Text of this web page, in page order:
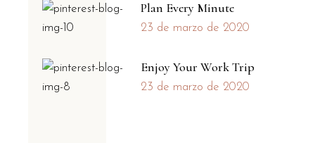
Plan Every Minute
23 de marzo de 2020
Enjoy Your Work Trip
23 de marzo de 2020